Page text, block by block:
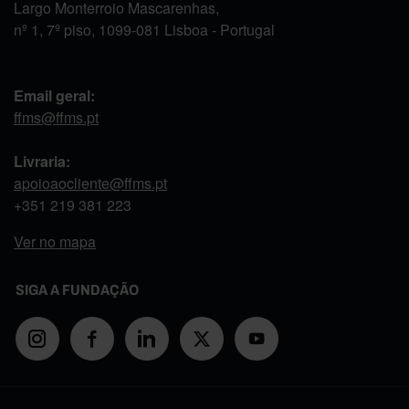
Largo Monterroio Mascarenhas,
nº 1, 7º piso, 1099-081 Lisboa - Portugal
Email geral:
ffms@ffms.pt
Livraria:
apoioaocliente@ffms.pt
+351 219 381 223
Ver no mapa
SIGA A FUNDAÇÃO